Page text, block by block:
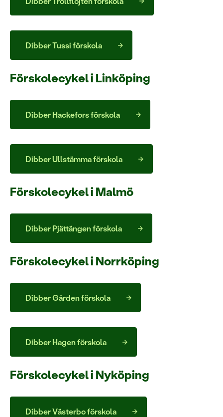
Dibber Tussi förskola
Förskolecykel i Linköping
Dibber Hackefors förskola
Dibber Ullstämma förskola
Förskolecykel i Malmö
Dibber Pjättängen förskola
Förskolecykel i Norrköping
Dibber Gården förskola
Dibber Hagen förskola
Förskolecykel i Nyköping
Dibber Västerbo förskola